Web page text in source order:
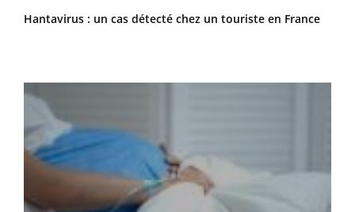
Hantavirus : un cas détecté chez un touriste en France